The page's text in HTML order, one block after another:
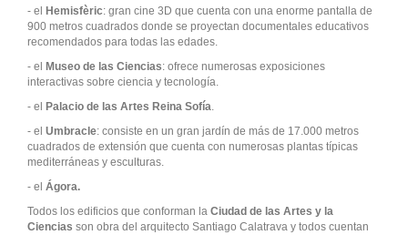
- el Hemisfèric: gran cine 3D que cuenta con una enorme pantalla de
900 metros cuadrados donde se proyectan documentales educativos
recomendados para todas las edades.
- el
Museo de las Ciencias: ofrece numerosas exposiciones
interactivas sobre ciencia y tecnología.
- el
Palacio de las Artes Reina Sofía.
- el Umbracle: consiste en un gran jardín de más de 17.000 metros
cuadrados de extensión que cuenta con numerosas plantas típicas
mediterráneas y esculturas.
- el Ágora.
Todos los edificios que conforman la Ciudad de las Artes y la
Ciencias son obra del arquitecto Santiago Calatrava y todos cuentan